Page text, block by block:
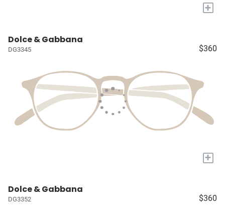
+
Dolce & Gabbana
DG3345 $360
+
Dolce & Gabbana
DG3352 $360